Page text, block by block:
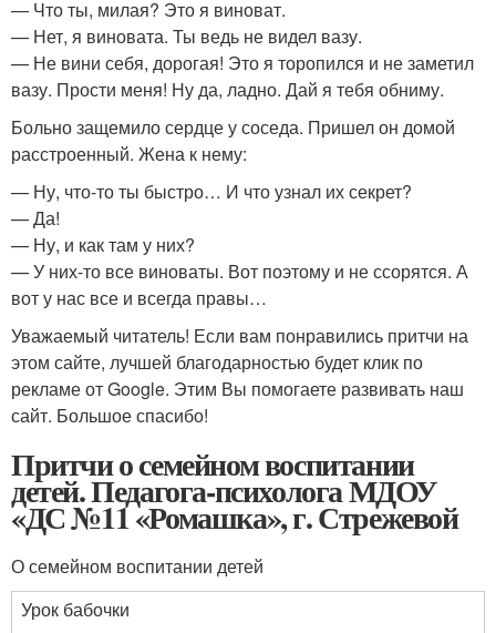
— Что ты, милая? Это я виноват.
— Нет, я виновата. Ты ведь не видел вазу.
— Не вини себя, дорогая! Это я торопился и не заметил
вазу. Прости меня! Ну да, ладно. Дай я тебя обниму.
Больно защемило сердце у соседа. Пришел он домой
расстроенный. Жена к нему:
— Ну, что-то ты быстро… И что узнал их секрет?
— Да!
— Ну, и как там у них?
— У них-то все виноваты. Вот поэтому и не ссорятся. А
вот у нас все и всегда правы…
Уважаемый читатель! Если вам понравились притчи на
этом сайте, лучшей благодарностью будет клик по
рекламе от Google. Этим Вы помогаете развивать наш
сайт. Большое спасибо!
Притчи о семейном воспитании
детей. Педагога-психолога МДОУ
«ДС №11 «Ромашка», г. Стрежевой
О семейном воспитании детей
Урок бабочки